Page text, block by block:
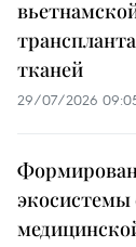
тканей
29/07/2026
экосистемы